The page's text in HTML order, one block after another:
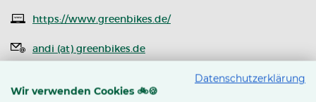
https://www.greenbikes.de/
andi (at) greenbikes.de
Datenschutzerklärung
Wir verwenden Cookies 🚲🍪